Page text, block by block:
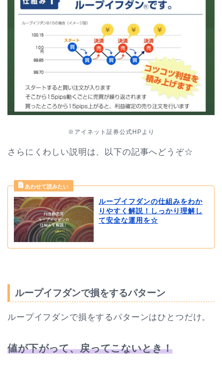
※アイネット証券公式HPより
さらにくわしい説明は、以下の記事へどうぞ☆
ループイフダンの仕組みをわか
りやすく解説！しっかり理解し
て安全な運用を☆
ループイフダンで損をするパターン
ループイフダンで損をするパターンはひとつだけ。
値が下がって、戻ってこないとき！